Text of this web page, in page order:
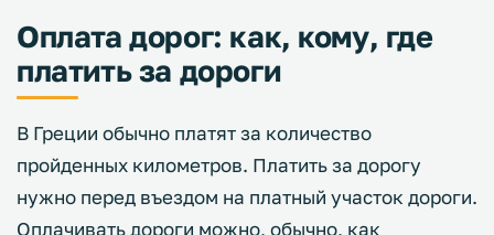
Оплата дорог: как, кому, где
платить за дороги
В Греции обычно платят за количество
пройденных километров. Платить за дорогу
нужно перед въездом на платный участок дороги.
Оплачивать дороги можно, обычно, как